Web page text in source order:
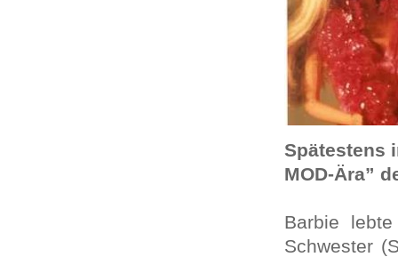
Spätestens
MOD-Ära”
Barbie
Schwester